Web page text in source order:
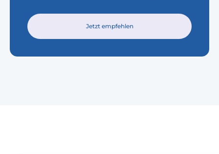
Jetzt empfehlen